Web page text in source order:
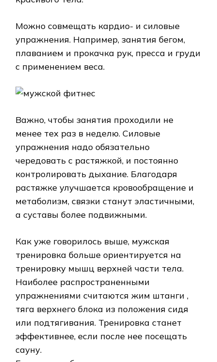
Можно совмещать кардио- и силовые
упражнения. Например, занятия бегом,
плаванием и прокачка рук, пресса и груди
с применением веса.
Важно, чтобы занятия проходили не
менее тех раз в неделю. Силовые
упражнения надо обязательно
чередовать с растяжкой, и постоянно
контролировать дыхание. Благодаря
растяжке улучшается кровообращение и
метаболизм, связки станут эластичными,
а суставы более подвижными.
Как уже говорилось выше, мужская
тренировка больше ориентируется на
тренировку мышц верхней части тела.
Наиболее распространенными
упражнениями считаются жим штанги ,
тяга верхнего блока из положения сидя
или подтягивания. Тренировка станет
эффективнее, если после нее посещать
сауну.